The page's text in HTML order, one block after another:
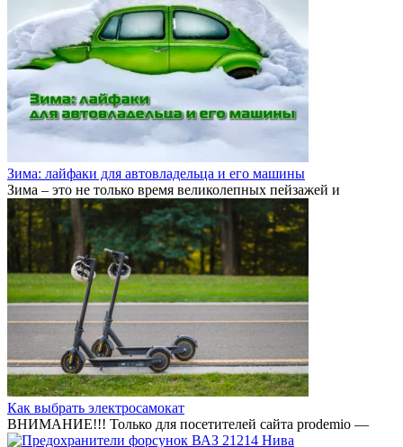
Зима: лайфаки для автовладельца и его машины
Зима – это не только время великолепных пейзажей и
Как выбрать электросамокат
ВНИМАНИЕ!!! Только для посетителей сайта prodemio —